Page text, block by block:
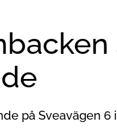
på Sveavägen 6